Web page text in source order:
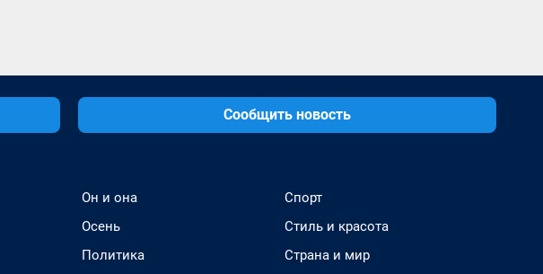
Сообщить новость
Он и она
Осень
Политика
Спорт
Стиль и красота
Страна и мир